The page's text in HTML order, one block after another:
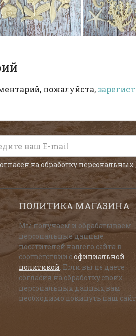
пожалуйста,
на обработку
ПОЛИТИКА МАГАЗИНА
Мы получаем и обрабатываем
персональные данные
посетителей нашего сайта в
соответствии софициальной
политикой. Если вы не даете
согласия на обработку своих
персональных данных,вам
необходимо покинуть наш